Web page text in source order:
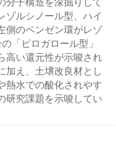
ゾルシノール型、ハイ
側のベンゼン環がレゾ
「ピロガロール型」
高い還元性が示唆され
加え、土壌改良材とし
熱水での酸化されやす
研究課題を示唆してい